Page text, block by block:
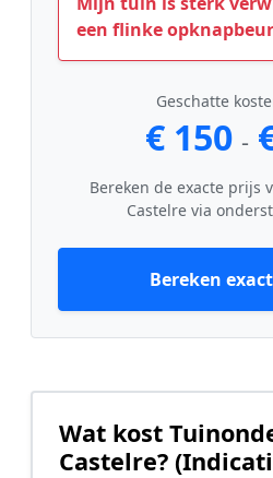
een flinke
Geschatte
€ 150 -
Bereken de exacte prijs
Castelre via
Bereken
Wat kost
Castelre?